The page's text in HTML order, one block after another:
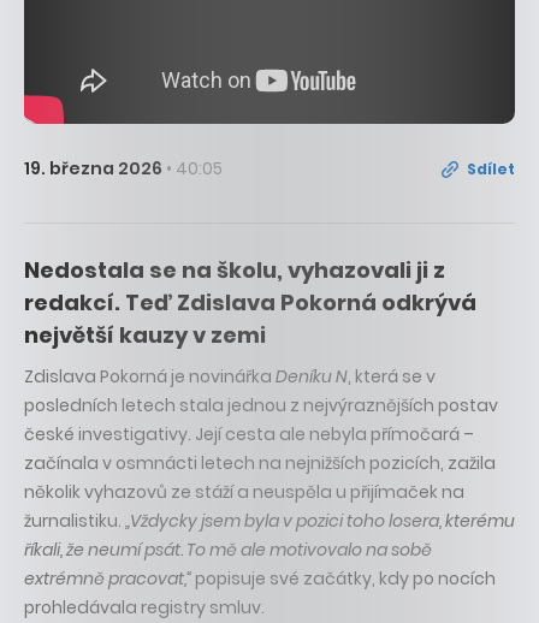
19. března 2026 • 40:05 Sdílet
Nedostala se na školu, vyhazovali ji z
redakcí. Teď Zdislava Pokorná odkrývá
největší kauzy v zemi
Zdislava Pokorná je novinářka Deníku N, která se v
posledních letech stala jednou z nejvýraznějších postav
české investigativy. Její cesta ale nebyla přímočará –
začínala v osmnácti letech na nejnižších pozicích, zažila
několik vyhazovů ze stáží a neuspěla u přijímaček na
žurnalistiku. „Vždycky jsem byla v pozici toho losera, kterému
říkali, že neumí psát. To mě ale motivovalo na sobě
extrémně pracovat,“ popisuje své začátky, kdy po nocích
prohledávala registry smluv.